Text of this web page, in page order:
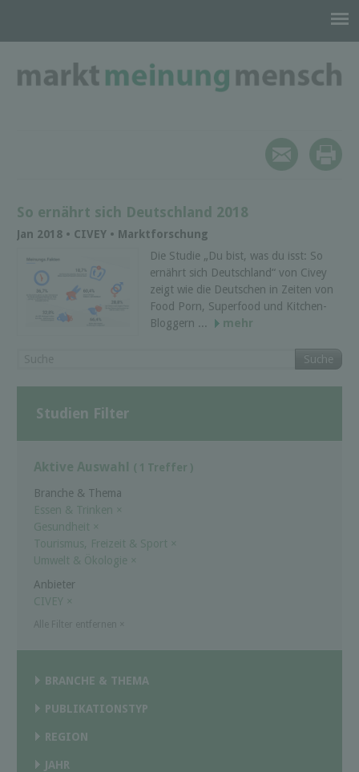
So ernährt sich Deutschland 2018
Jan 2018 • CIVEY • Marktforschung
Die Studie „Du bist, was du isst: So
ernährt sich Deutschland“ von Civey
zeigt wie die Deutschen in Zeiten von
Food Porn, Superfood und Kitchen-
Bloggern ...
mehr
Suche
Studien Filter
Aktive Auswahl ( 1 Treffer )
Branche & Thema
Essen & Trinken ×
Gesundheit ×
Tourismus, Freizeit & Sport ×
Umwelt & Ökologie ×
Anbieter
CIVEY
×
BRANCHE & THEMA
PUBLIKATIONSTYP
REGION
JAHR